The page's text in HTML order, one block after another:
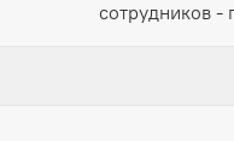
сотрудников -